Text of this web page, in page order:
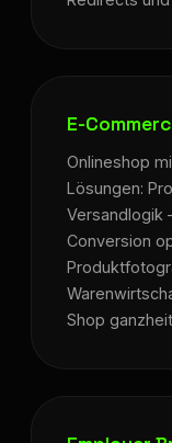
E-
Onlineshop
Lösungen:
Versandlogik
Conversion
Shop